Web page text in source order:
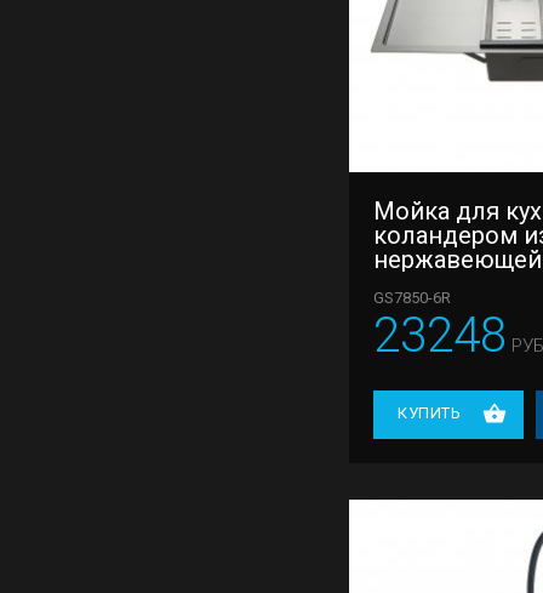
Мойка для
коландером
нержавеющей
GS7850-6R
23248
КУПИТЬ